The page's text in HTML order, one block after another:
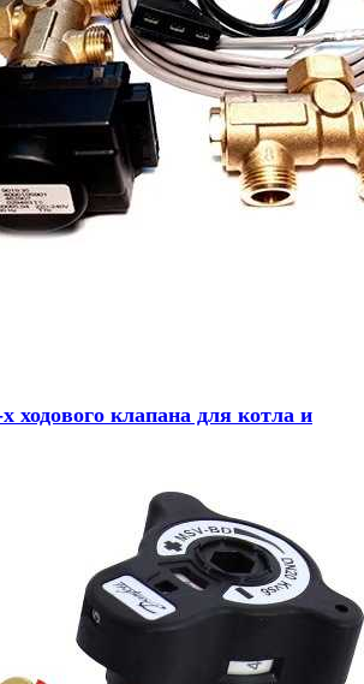
ходового клапана для котла и